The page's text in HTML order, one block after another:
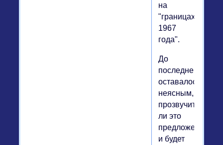
на
"границах
1967
года".
До
последнего
оставалось
неясным,
прозвучит
ли это
предложение
и будет